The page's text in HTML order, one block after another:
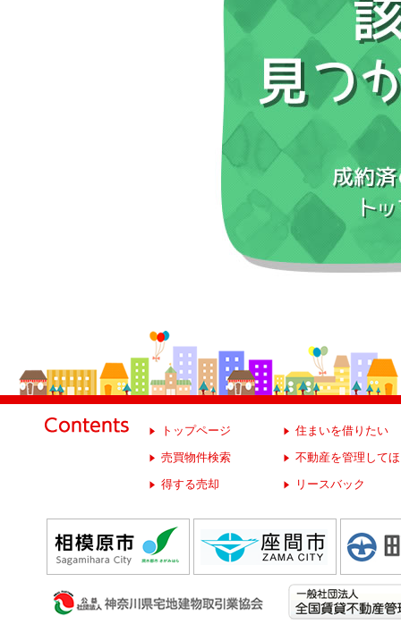
トップページ
売買物件検索
得する売却
住まいを借りたい
不動産を管理して
リースバック